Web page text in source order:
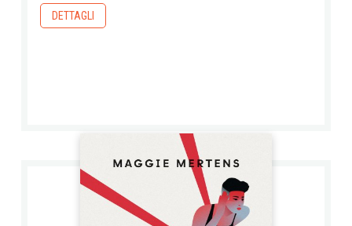
DETTAGLI